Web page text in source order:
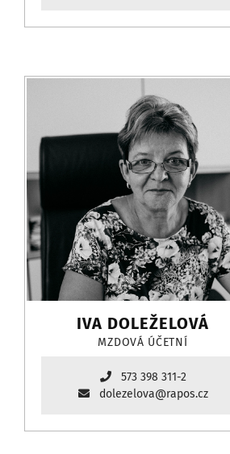
IVA DOLEŽELOVÁ
MZDOVÁ ÚČETNÍ
573 398 311-2
dolezelova@rapos.cz